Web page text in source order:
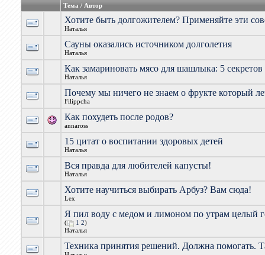
Тема / Автор
Хотите быть долгожителем? Применяйте эти
Наталья
Сауны оказались источником долголетия
Наталья
Как замариновать мясо для шашлыка: 5
Наталья
Почему мы ничего не знаем о фрукте который
Filippcha
Как похудеть после родов?
annaross
15 цитат о воспитании здоровых детей
Наталья
Вся правда для любителей капусты!
Наталья
Хотите научиться выбирать Арбуз? Вам сюда!
Lex
Я пил воду с медом и лимоном по утрам целый
( 1 2)
Наталья
Техника принятия решений. Должна помогать.